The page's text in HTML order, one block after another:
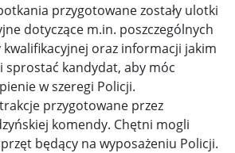
przygotowane zostały ulotki
dotyczące m.in. poszczególnych
oraz informacji jakim
sprostać kandydat, aby móc
w szeregi Policji.
przygotowane przez
komendy. Chętni mogli
będący na wyposażeniu Policji.